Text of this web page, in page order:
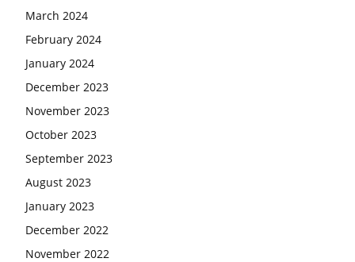
March 2024
February 2024
January 2024
December 2023
November 2023
October 2023
September 2023
August 2023
January 2023
December 2022
November 2022